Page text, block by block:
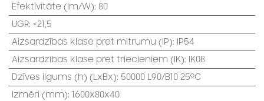
Efektivitāte (lm/W): 80
UGR: <21,5
Aizsardzības klase pret mitrumu (IP): IP54
Aizsardzības klase pret triecieniem (IK): IK08
Dzīves ilgums (h) (LxBx): 50000 L90/B10 25⁰C
Izmēri (mm): 1600x80x40